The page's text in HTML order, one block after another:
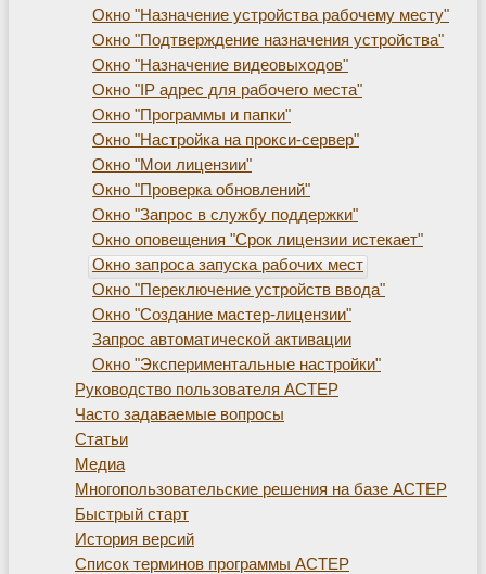
Окно "Назначение устройства рабочему месту"
Окно "Подтверждение назначения устройства"
Окно "Назначение видеовыходов"
Окно "IP адрес для рабочего места"
Окно "Программы и папки"
Окно "Настройка на прокси-сервер"
Окно "Мои лицензии"
Окно "Проверка обновлений"
Окно "Запрос в службу поддержки"
Окно оповещения "Срок лицензии истекает"
Окно запроса запуска рабочих мест
Окно "Переключение устройств ввода"
Окно "Создание мастер-лицензии"
Запрос автоматической активации
Окно "Экспериментальные настройки"
Руководство пользователя АСТЕР
Часто задаваемые вопросы
Статьи
Медиа
Многопользовательские решения на базе АСТЕР
Быстрый старт
История версий
Список терминов программы АСТЕР